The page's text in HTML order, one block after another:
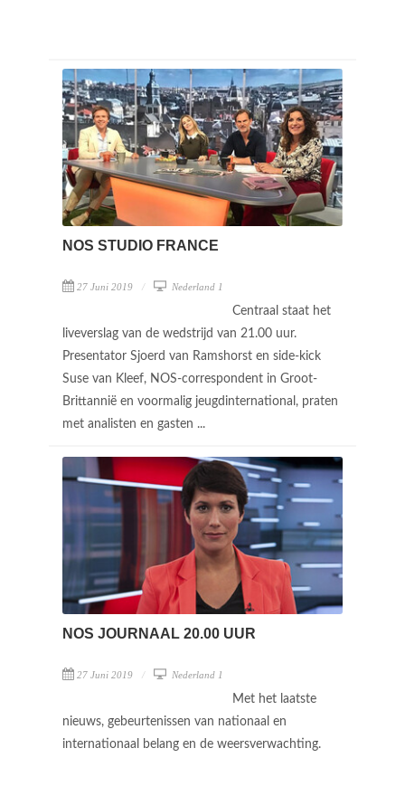
NOS STUDIO FRANCE
27 Juni 2019 Nederland 1
Centraal staat het
liveverslag van de wedstrijd van 21.00 uur.
Presentator Sjoerd van Ramshorst en side-kick
Suse van Kleef, NOS-correspondent in Groot-
Brittannië en voormalig jeugdinternational, praten
met analisten en gasten ...
NOS JOURNAAL 20.00 UUR
27 Juni 2019 Nederland 1
Met het laatste
nieuws, gebeurtenissen van nationaal en
internationaal belang en de weersverwachting.